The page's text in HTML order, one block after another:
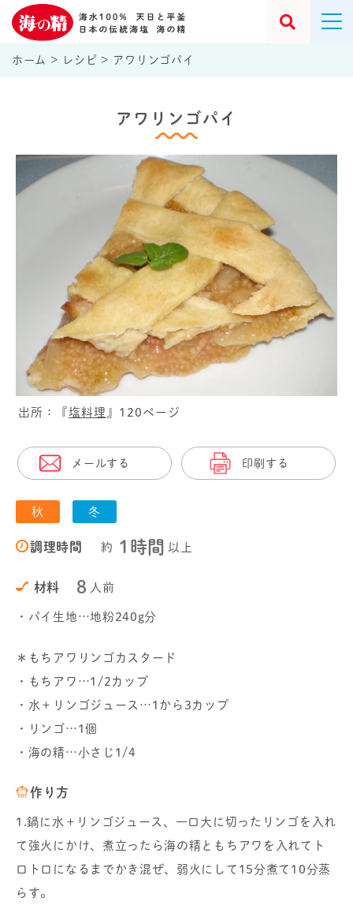
ホーム > レシピ > アワリンゴパイ
アワリンゴパイ
出所：『塩料理 』120ページ
メールする 印刷する
秋 冬
調理時間 約 1時間 以上
材料 8 人前
・パイ生地…地粉240g分
＊もちアワリンゴカスタード
・もちアワ…1/2カップ
・水＋リンゴジュース…1から3カップ
・リンゴ…1個
・海の精…小さじ1/4
作り方
1.鍋に水＋リンゴジュース、一口大に切ったリンゴを入れ
て強火にかけ、煮立ったら海の精ともちアワを入れてト
ロトロになるまでかき混ぜ、弱火にして15分煮て10分蒸
らす。